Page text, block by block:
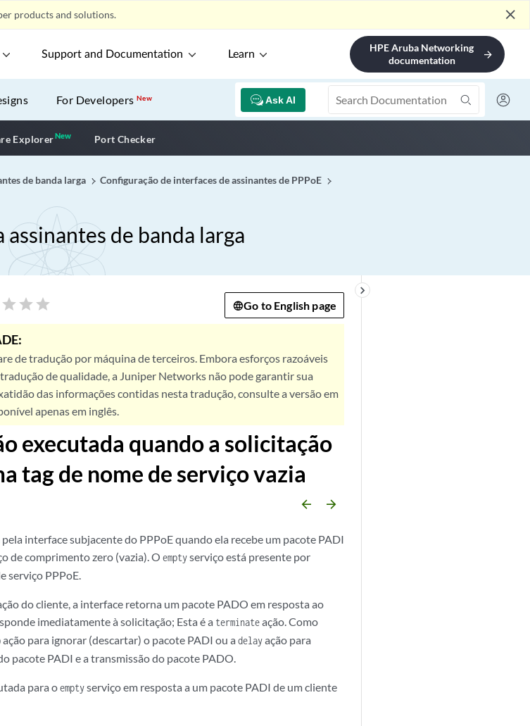
products and solutions. close
Support and Documentation Learn
HPE Aruba Networking
documentation
arrow_forward
Ask AI
For DevelopersNew
ExplorerNewNew application
Port Checker
de banda larga
Configuração de interfaces de assinantes de PPPoE
de banda larga
keyboard_arrow_right
star star star Go to English page
de tradução por máquina de terceiros. Embora esforços razoáveis
de qualidade, a Juniper Networks não pode garantir sua
das informações contidas nesta tradução, consulte a versão em
apenas em inglês.
executada quando a solicitação
tag de nome de serviço vazia
arrow_backward arrow_forward
interface subjacente do PPPoE quando ela recebe um pacote PADI
de comprimento zero (vazia). O emptyserviço está presente por
serviço PPPoE.
do cliente, a interface retorna um pacote PADO em resposta ao
imediatamente à solicitação; Esta é a terminateação. Como
ação para ignorar (descartar) o pacote PADI ou a delayação para
pacote PADI e a transmissão do pacote PADO.
para oemptyserviço em resposta a um pacote PADI de um cliente